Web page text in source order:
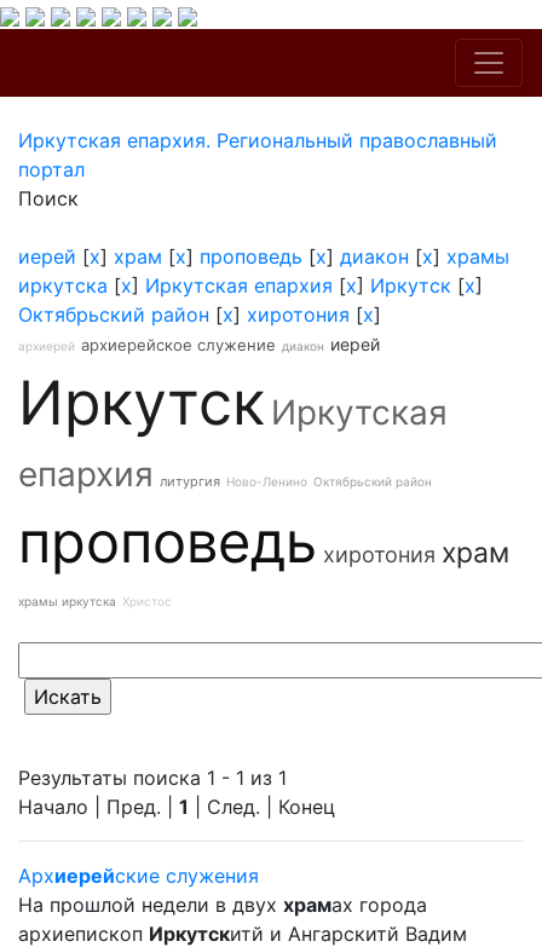
Иркутская епархия. Региональный православный
портал
Поиск
иерей [x] храм [x] проповедь [x] диакон [x] храмы
иркутска [x] Иркутская епархия [x] Иркутск [x]
Октябрьский район [x] хиротония [x]
архиерей архиерейское служение диакон иерей
Иркутск Иркутская
епархия литургия Ново-Ленино Октябрьский район
проповедь хиротония храм
храмы иркутска Христос
Результаты поиска 1 - 1 из 1
Начало | Пред. | 1 | След. | Конец
Архиерейские служения
На прошлой недели в двух храмах города
архиепископ Иркутскитй и Ангарскитй Вадим